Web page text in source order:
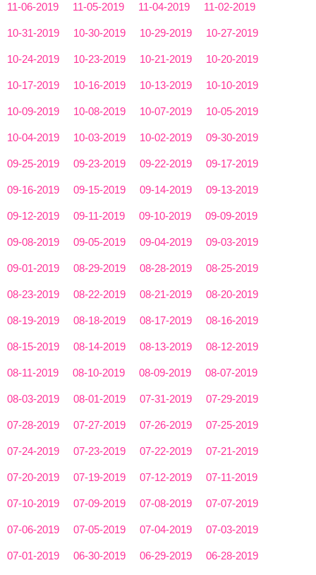
11-06-2019 11-05-2019 11-04-2019 11-02-2019
10-31-2019 10-30-2019 10-29-2019 10-27-2019
10-24-2019 10-23-2019 10-21-2019 10-20-2019
10-17-2019 10-16-2019 10-13-2019 10-10-2019
10-09-2019 10-08-2019 10-07-2019 10-05-2019
10-04-2019 10-03-2019 10-02-2019 09-30-2019
09-25-2019 09-23-2019 09-22-2019 09-17-2019
09-16-2019 09-15-2019 09-14-2019 09-13-2019
09-12-2019 09-11-2019 09-10-2019 09-09-2019
09-08-2019 09-05-2019 09-04-2019 09-03-2019
09-01-2019 08-29-2019 08-28-2019 08-25-2019
08-23-2019 08-22-2019 08-21-2019 08-20-2019
08-19-2019 08-18-2019 08-17-2019 08-16-2019
08-15-2019 08-14-2019 08-13-2019 08-12-2019
08-11-2019 08-10-2019 08-09-2019 08-07-2019
08-03-2019 08-01-2019 07-31-2019 07-29-2019
07-28-2019 07-27-2019 07-26-2019 07-25-2019
07-24-2019 07-23-2019 07-22-2019 07-21-2019
07-20-2019 07-19-2019 07-12-2019 07-11-2019
07-10-2019 07-09-2019 07-08-2019 07-07-2019
07-06-2019 07-05-2019 07-04-2019 07-03-2019
07-01-2019 06-30-2019 06-29-2019 06-28-2019